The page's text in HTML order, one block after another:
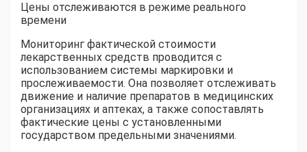
Цены отслеживаются в режиме реального
времени
Мониторинг фактической стоимости
лекарственных средств проводится с
использованием системы маркировки и
прослеживаемости. Она позволяет отслеживать
движение и наличие препаратов в медицинских
организациях и аптеках, а также сопоставлять
фактические цены с установленными
государством предельными значениями.